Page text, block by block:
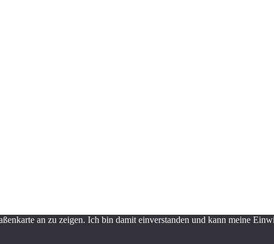
an zu zeigen. Ich bin damit einverstanden und kann meine